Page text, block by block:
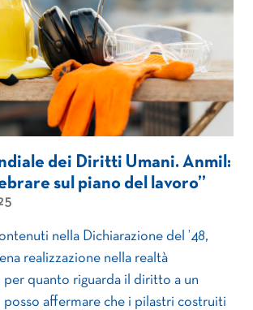
dei Diritti Umani. Anmil:
sul piano del lavoro”
nella Dichiarazione del ’48,
realizzazione nella realtà
per quanto riguarda il diritto a un
posso affermare che i pilastri costruiti